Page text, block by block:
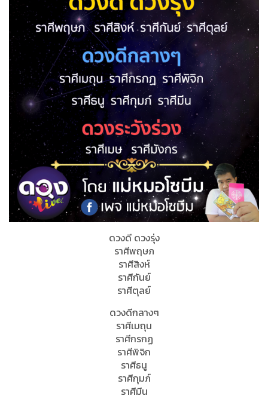
ดวงดี ดวงรุ่ง
ราศีพฤษภ
ราศีสิงห์
ราศีกันย์
ราศีตุลย์
ดวงดีกลางๆ
ราศีเมถุน
ราศีกรกฏ
ราศีพิจิก
ราศีธนู
ราศีกุมภ์
ราศีมีน